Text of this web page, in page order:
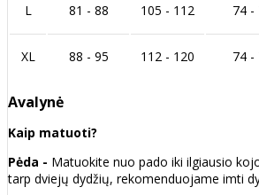
L 81 - 88 105 - 112 74 -
XL 88 - 95 112 - 120 74 -
Avalynė
Kaip matuoti?
Pėda - Matuokite nuo pado iki ilgiausio
tarp dviejų dydžių, rekomenduojame imti